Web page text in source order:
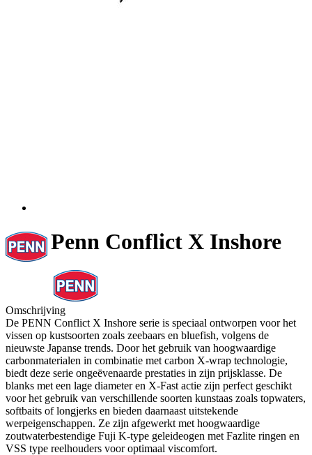
Penn Conflict X Inshore
Omschrijving
De PENN Conflict X Inshore serie is speciaal ontworpen voor het
vissen op kustsoorten zoals zeebaars en bluefish, volgens de
nieuwste Japanse trends. Door het gebruik van hoogwaardige
carbonmaterialen in combinatie met carbon X-wrap technologie,
biedt deze serie ongeëvenaarde prestaties in zijn prijsklasse. De
blanks met een lage diameter en X-Fast actie zijn perfect geschikt
voor het gebruik van verschillende soorten kunstaas zoals topwaters,
softbaits of longjerks en bieden daarnaast uitstekende
werpeigenschappen. Ze zijn afgewerkt met hoogwaardige
zoutwaterbestendige Fuji K-type geleideogen met Fazlite ringen en
VSS type reelhouders voor optimaal viscomfort.